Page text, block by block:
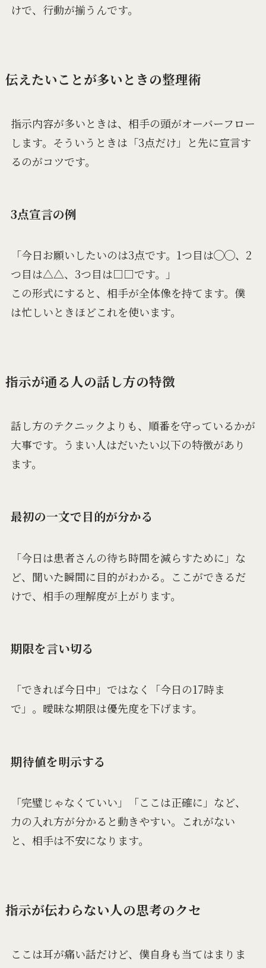
けで、行動が揃うんです。
伝えたいことが多いときの整理術
指示内容が多いときは、相手の頭がオーバーフロー
します。そういうときは「3点だけ」と先に宣言す
るのがコツです。
3点宣言の例
「今日お願いしたいのは3点です。1つ目は◯◯、2
つ目は△△、3つ目は□□です。」
この形式にすると、相手が全体像を持てます。僕
は忙しいときほどこれを使います。
指示が通る人の話し方の特徴
話し方のテクニックよりも、順番を守っているかが
大事です。うまい人はだいたい以下の特徴があり
ます。
最初の一文で目的が分かる
「今日は患者さんの待ち時間を減らすために」な
ど、聞いた瞬間に目的がわかる。ここができるだ
けで、相手の理解度が上がります。
期限を言い切る
「できれば今日中」ではなく「今日の17時ま
で」。曖昧な期限は優先度を下げます。
期待値を明示する
「完璧じゃなくていい」「ここは正確に」など、
力の入れ方が分かると動きやすい。これがない
と、相手は不安になります。
指示が伝わらない人の思考のクセ
ここは耳が痛い話だけど、僕自身も当てはまりま